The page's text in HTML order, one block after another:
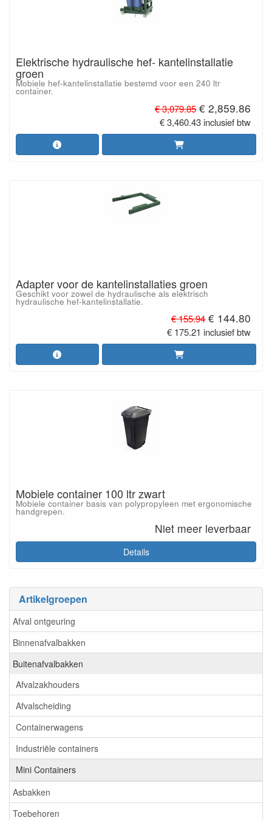
Artikelgroepen
Afval ontgeuring
Binnenafvalbakken
Buitenafvalbakken
Afvalzakhouders
Afvalscheiding
Containerwagens
Industriële containers
Mini Containers
Asbakken
Toebehoren
Elektrische hydraulische hef- kantelinstallatie
groen
Mobiele hef-kantelinstallatie bestemd voor een 240 ltr
container.
€ 3,079.85 € 2,859.86
€ 3,460.43 inclusief btw
Adapter voor de kantelinstallaties groen
Geschikt voor zowel de hydraulische als elektrisch
hydraulische hef-kantelinstallatie.
€ 155.94 € 144.80
€ 175.21 inclusief btw
Mobiele container 100 ltr zwart
Mobiele container basis van polypropyleen met ergonomische
handgrepen.
Niet meer leverbaar
Details